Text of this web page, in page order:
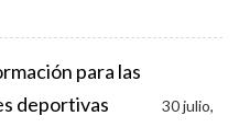
para las
deportivas
30 julio,